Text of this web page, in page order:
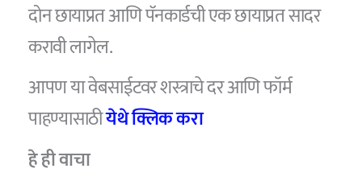
दोन छायाप्रत आणि पॅनकार्डची एक छायाप्रत सादर
करावी लागेल.
आपण या वेबसाईटवर शस्त्राचे दर आणि फॉर्म
पाहण्यासाठीयेथे क्लिक करा
हे ही वाचा